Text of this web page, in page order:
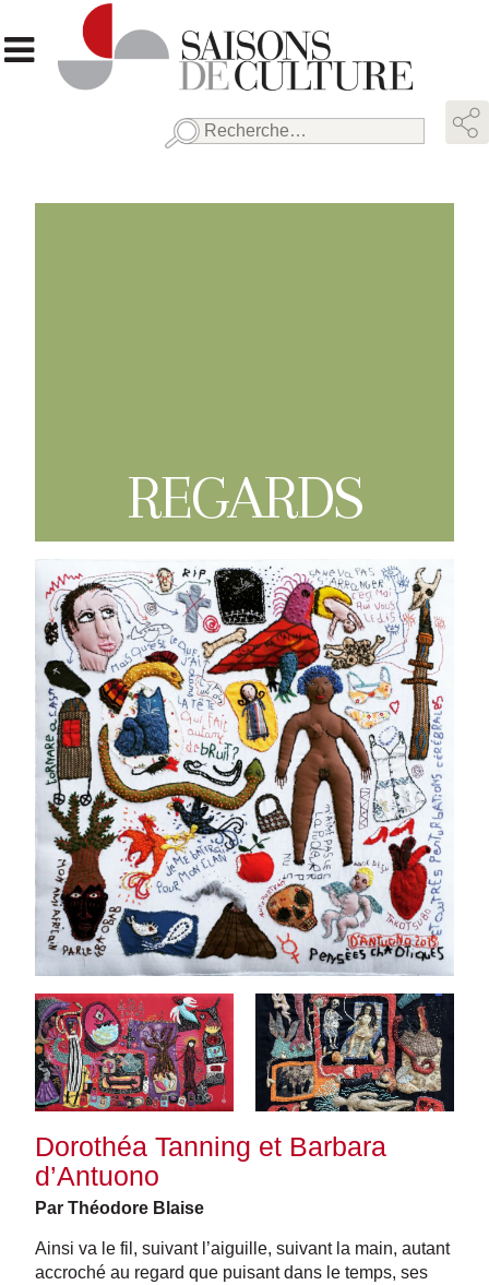
Rechercher :
REGARDS
Dorothéa Tanning et Barbara
d’Antuono
Par Théodore Blaise
Ainsi va le fil, suivant l’aiguille, suivant la main, autant
accroché au regard que puisant dans le temps, ses